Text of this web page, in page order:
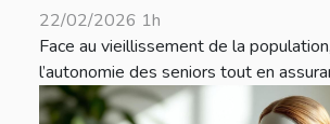
22/02/2026 1h
Face au vieillissement de la
l’autonomie des seniors tout en